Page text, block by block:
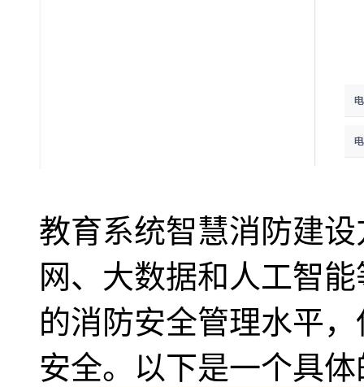
教育系统智慧消防建
网、大数据和人工智
的消防安全管理水平
安全。以下是一个具